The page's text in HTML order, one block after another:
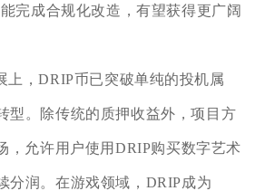
完成合规化改造，有望获得更广阔
上，DRIP币已突破单纯的投机属
型。除传统的质押收益外，项目方
，允许用户使用DRIP购买数字艺术
分润。在游戏领域，DRIP成为